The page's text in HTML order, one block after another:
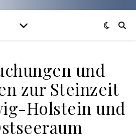
und
zur Steinzeit
Holstein und